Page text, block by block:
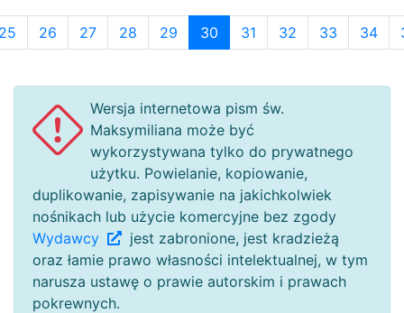
26 27 28 29 30 31 32 33 34
Wersja internetowa pism św.
Maksymiliana może być
wykorzystywana tylko do prywatnego
użytku. Powielanie, kopiowanie,
duplikowanie, zapisywanie na jakichkolwiek
nośnikach lub użycie komercyjne bez zgody
Wydawcy
jest zabronione, jest kradzieżą
oraz łamie prawo własności intelektualnej, w tym
narusza ustawę o prawie autorskim i prawach
pokrewnych.